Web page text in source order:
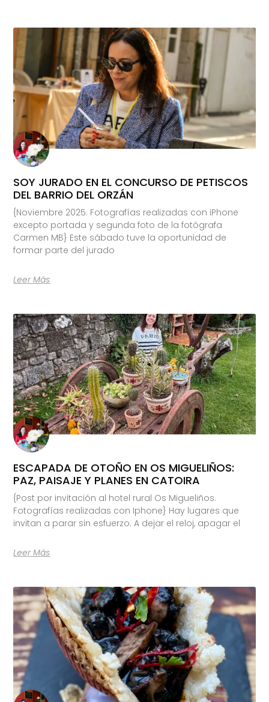
SOY JURADO EN EL CONCURSO DE PETISCOS
DEL BARRIO DEL ORZÁN
{Noviembre 2025. Fotografías realizadas con iPhone
excepto portada y segunda foto de la fotógrafa
Carmen MB} Este sábado tuve la oportunidad de
formar parte del jurado
Leer Más
ESCAPADA DE OTOÑO EN OS MIGUELIÑOS:
PAZ, PAISAJE Y PLANES EN CATOIRA
{Post por invitación al hotel rural Os Migueliños.
Fotografías realizadas con Iphone} Hay lugares que
invitan a parar sin esfuerzo. A dejar el reloj, apagar el
Leer Más